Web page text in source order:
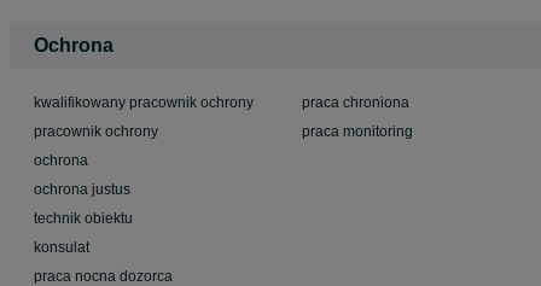
Ochrona
kwalifikowany pracownik ochrony
pracownik ochrony
ochrona
ochrona justus
technik obiektu
konsulat
praca nocna dozorca
praca chroniona
praca monitoring